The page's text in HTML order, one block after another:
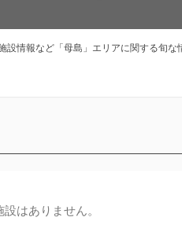
情報など「母島」エリアに関する旬な
はありません。